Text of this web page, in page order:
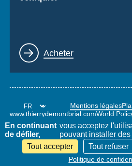
Lien
Acheter
Mentions légales
www.thierrydemontbrial.comWorld
Blog Politique étrangère
En continuant
de défiler,
vous acceptez
pouvant installer
Tout accepter
Tout refuser
Politique de